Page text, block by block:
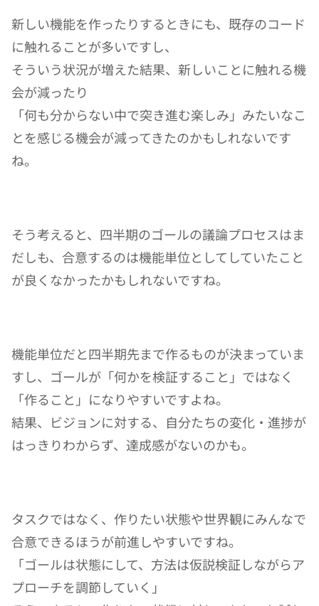
新しい機能を作ったりするときにも、既存のコード
に触れることが多いですし、
そういう状況が増えた結果、新しいことに触れる機
会が減ったり
「何も分からない中で突き進む楽しみ」みたいなこ
とを感じる機会が減ってきたのかもしれないです
ね。
そう考えると、四半期のゴールの議論プロセスはま
だしも、合意するのは機能単位としてしていたこと
が良くなかったかもしれないですね。
機能単位だと四半期先まで作るものが決まっていま
すし、ゴールが「何かを検証すること」ではなく
「作ること」になりやすいですよね。
結果、ビジョンに対する、自分たちの変化・進捗が
はっきりわからず、達成感がないのかも。
タスクではなく、作りたい状態や世界観にみんなで
合意できるほうが前進しやすいですね。
「ゴールは状態にして、方法は仮説検証しながらア
プローチを調節していく」